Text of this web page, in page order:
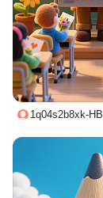
1q04s2b8xk-HB